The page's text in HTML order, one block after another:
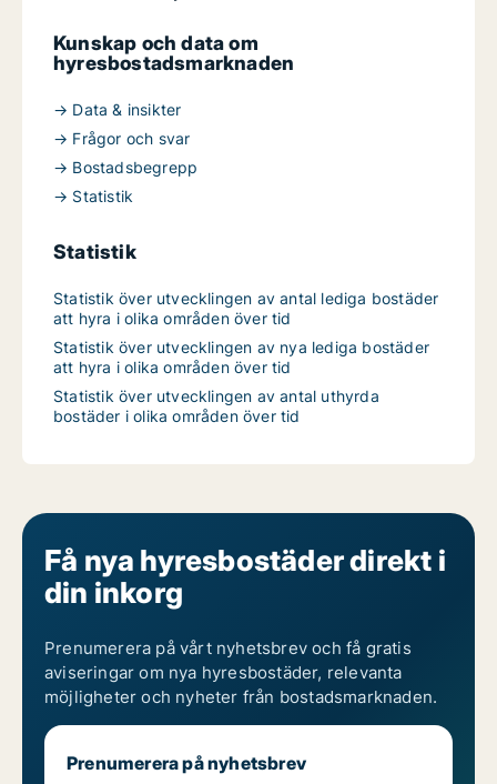
Kunskap och data om
hyresbostadsmarknaden
→ Data & insikter
→ Frågor och svar
→ Bostadsbegrepp
→ Statistik
Statistik
Statistik över utvecklingen av antal lediga bostäder
att hyra i olika områden över tid
Statistik över utvecklingen av nya lediga bostäder
att hyra i olika områden över tid
Statistik över utvecklingen av antal uthyrda
bostäder i olika områden över tid
Få nya hyresbostäder direkt i
din inkorg
Prenumerera på vårt nyhetsbrev och få gratis
aviseringar om nya hyresbostäder, relevanta
möjligheter och nyheter från bostadsmarknaden.
Prenumerera på nyhetsbrev